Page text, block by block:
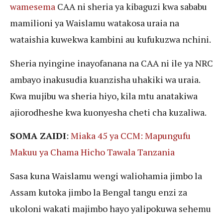
wamesema CAA ni sheria ya kibaguzi kwa sababu
mamilioni ya Waislamu watakosa uraia na
wataishia kuwekwa kambini au kufukuzwa nchini.
Sheria nyingine inayofanana na CAA ni ile ya NRC
ambayo inakusudia kuanzisha uhakiki wa uraia.
Kwa mujibu wa sheria hiyo, kila mtu anatakiwa
ajiorodheshe kwa kuonyesha cheti cha kuzaliwa.
SOMA ZAIDI: Miaka 45 ya CCM: Mapungufu
Makuu ya Chama Hicho Tawala Tanzania
Sasa kuna Waislamu wengi waliohamia jimbo la
Assam kutoka jimbo la Bengal tangu enzi za
ukoloni wakati majimbo hayo yalipokuwa sehemu